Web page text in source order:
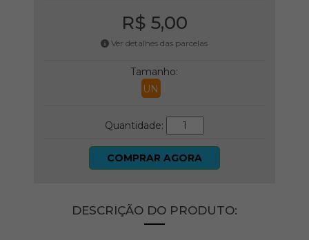
R$ 5,00
Ver detalhes das parcelas
Tamanho:
UN
Quantidade:
COMPRAR AGORA
DESCRIÇÃO DO PRODUTO: